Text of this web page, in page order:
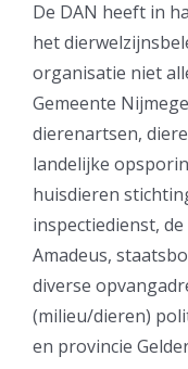
De DAN heeft in
het
organisatie niet
Gemeente
dierenartsen,
landelijke
huisdieren
inspectiedienst,
Amadeus,
diverse
(milieu/dieren)
en provincie